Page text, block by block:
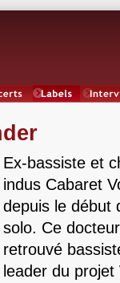
Ex-bassiste et
indus Cabaret
depuis le début
solo. Ce
retrouvé
leader du